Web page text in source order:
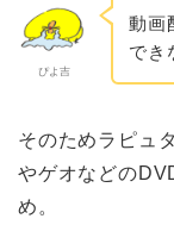
ぴよ吉
動画
でき
そのためラピュ
やゲオなどの
め。